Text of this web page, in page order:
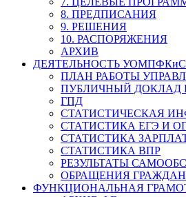
8. ПРЕДПИСАНИЯ
9. РЕШЕНИЯ
10. РАСПОРЯЖЕНИЯ
АРХИВ
ДЕЯТЕЛЬНОСТЬ УОМПФКиС
ПЛАН РАБОТЫ
ПУБЛИЧНЫЙ ДОКЛАД
ГПД
СТАТИСТИЧЕСКАЯ
СТАТИСТИКА ЕГЭ И
СТАТИСТИКА
СТАТИСТИКА ВПР
РЕЗУЛЬТАТЫ
ОБРАЩЕНИЯ ГРАЖДАН
ФУНКЦИОНАЛЬНАЯ